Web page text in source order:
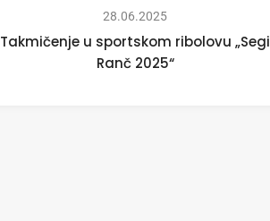
28.06.2025
Takmičenje u sportskom ribolovu „Segi
Ranč 2025“